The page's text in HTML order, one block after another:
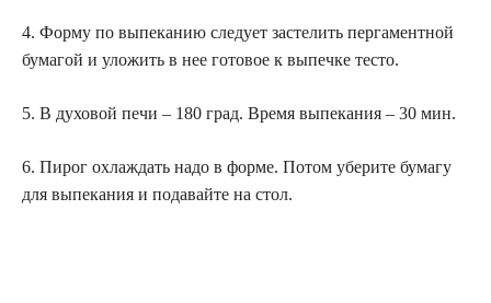
4. Форму по выпеканию следует застелить пергаментной
бумагой и уложить в нее готовое к выпечке тесто.
5. В духовой печи – 180 град. Время выпекания – 30 мин.
6. Пирог охлаждать надо в форме. Потом уберите бумагу
для выпекания и подавайте на стол.